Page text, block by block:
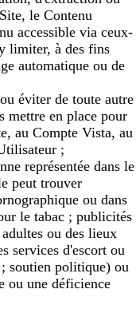
le Contenu
accessible via ceux-
limiter, à des fins
automatique ou de
éviter de toute autre
mettre en place pour
au Compte Vista, au
;
représentée dans le
peut trouver
ou dans
le tabac ; publicités
ou des lieux
services d'escort ou
soutien politique) ou
ou une déficience